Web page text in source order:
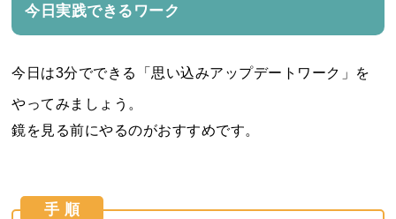
今日実践できるワーク
今日は3分でできる「思い込みアップデートワーク」を
やってみましょう。
鏡を見る前にやるのがおすすめです。
手 順